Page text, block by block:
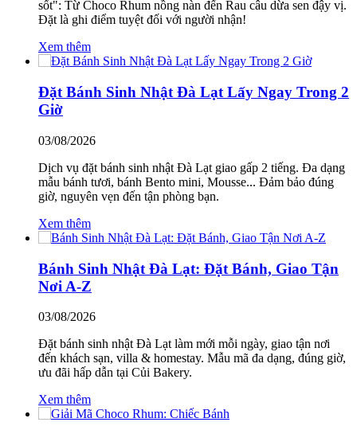
sốt": Từ Choco Rhum nồng nàn đến Rau câu dừa sen đậy vị.
Đặt là ghi điểm tuyệt đối với người nhận!
Xem thêm
Đặt Bánh Sinh Nhật Đà Lạt Lấy Ngay Trong 2
Giờ
03/08/2026
Dịch vụ đặt bánh sinh nhật Đà Lạt giao gấp 2 tiếng. Đa dạng
mẫu bánh tươi, bánh Bento mini, Mousse... Đảm bảo đúng
giờ, nguyên vẹn đến tận phòng bạn.
Xem thêm
Bánh Sinh Nhật Đà Lạt: Đặt Bánh, Giao Tận
Nơi A-Z
03/08/2026
Đặt bánh sinh nhật Đà Lạt làm mới mỗi ngày, giao tận nơi
đến khách sạn, villa & homestay. Mẫu mã đa dạng, đúng giờ,
ưu đãi hấp dẫn tại Củi Bakery.
Xem thêm